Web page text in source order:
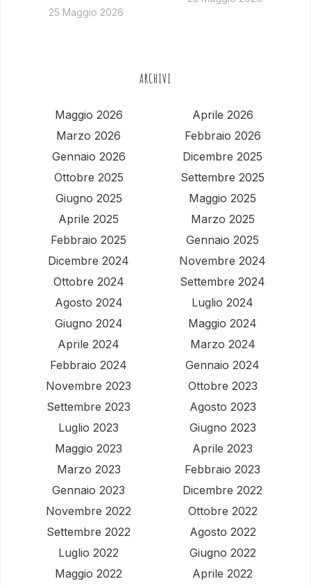
25 Maggio 2026
ARCHIVI
Maggio 2026
Aprile 2026
Marzo 2026
Febbraio 2026
Gennaio 2026
Dicembre 2025
Ottobre 2025
Settembre 2025
Giugno 2025
Maggio 2025
Aprile 2025
Marzo 2025
Febbraio 2025
Gennaio 2025
Dicembre 2024
Novembre 2024
Ottobre 2024
Settembre 2024
Agosto 2024
Luglio 2024
Giugno 2024
Maggio 2024
Aprile 2024
Marzo 2024
Febbraio 2024
Gennaio 2024
Novembre 2023
Ottobre 2023
Settembre 2023
Agosto 2023
Luglio 2023
Giugno 2023
Maggio 2023
Aprile 2023
Marzo 2023
Febbraio 2023
Gennaio 2023
Dicembre 2022
Novembre 2022
Ottobre 2022
Settembre 2022
Agosto 2022
Luglio 2022
Giugno 2022
Maggio 2022
Aprile 2022